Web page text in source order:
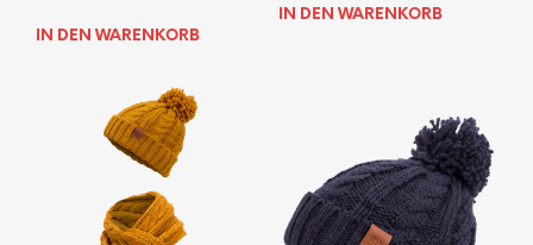
IN DEN WARENKORB
IN DEN WARENKORB